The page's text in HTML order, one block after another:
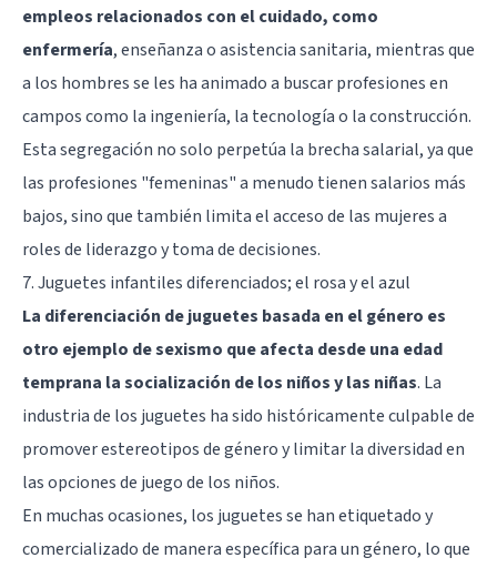
empleos relacionados con el cuidado, como
enfermería, enseñanza o asistencia sanitaria, mientras que
a los hombres se les ha animado a buscar profesiones en
campos como la ingeniería, la tecnología o la construcción.
Esta segregación no solo perpetúa la brecha salarial, ya que
las profesiones "femeninas" a menudo tienen salarios más
bajos, sino que también limita el acceso de las mujeres a
roles de liderazgo y toma de decisiones.
7. Juguetes infantiles diferenciados; el rosa y el azul
La diferenciación de juguetes basada en el género es
otro ejemplo de sexismo que afecta desde una edad
temprana la socialización de los niños y las niñas. La
industria de los juguetes ha sido históricamente culpable de
promover estereotipos de género y limitar la diversidad en
las opciones de juego de los niños.
En muchas ocasiones, los juguetes se han etiquetado y
comercializado de manera específica para un género, lo que